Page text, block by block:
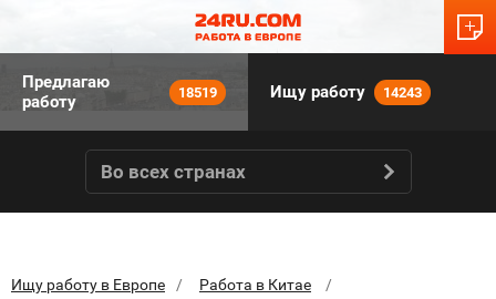
Предлагаю
работу
18519 Ищу работу 14243
Во всех странах
Ищу работу в Европе
Работа в Китае